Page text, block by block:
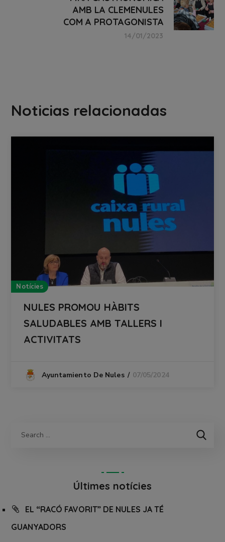
AMB LA CLEMENULES
COM A PROTAGONISTA
14/01/2023
Noticias relacionadas
Notícies
NULES PROMOU HÀBITS
SALUDABLES AMB TALLERS I
ACTIVITATS
Ayuntamiento De Nules 07/05/2024
Últimes notícies
EL “RACÓ FAVORIT” DE NULES JA TÉ
GUANYADORS